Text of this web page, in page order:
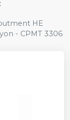
HE
- CPMT 3306